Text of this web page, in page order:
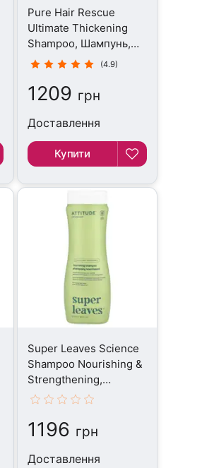
Pure Hair Rescue
Ultimate Thickening
Shampoo, Шампунь,
355 мл
(4.9)
1209 грн
Доставлення
Купити
Super Leaves Science
Shampoo Nourishing &
Strengthening,
Шампунь, 473 мл
1196 грн
Доставлення